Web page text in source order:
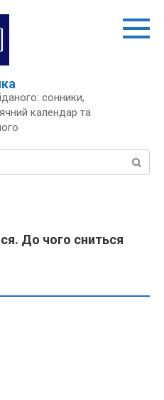
сонники,
календар та
До чого сниться